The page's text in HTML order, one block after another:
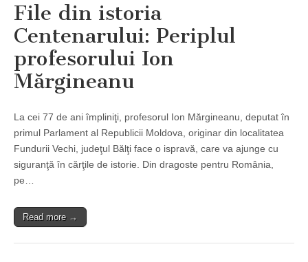
File din istoria
Centenarului: Periplul
profesorului Ion
Mărgineanu
La cei 77 de ani împliniţi, profesorul Ion Mărgineanu, deputat în
primul Parlament al Republicii Moldova, originar din localitatea
Fundurii Vechi, judeţul Bălţi face o ispravă, care va ajunge cu
siguranţă în cărţile de istorie. Din dragoste pentru România,
pe…
Read more →